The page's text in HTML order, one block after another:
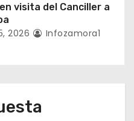
visita del Canciller a
2026 Infozamora1